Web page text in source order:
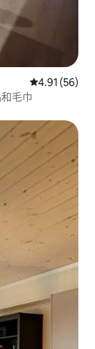
從 56 則評價
4.91 (56)
毛巾